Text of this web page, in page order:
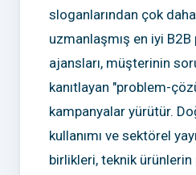
sloganlarından çok
uzmanlaşmış en iyi
ajansları, müşterinin
kanıtlayan "problem-
kampanyalar yürütür.
kullanımı ve sektörel
birlikleri, teknik ürünlerin